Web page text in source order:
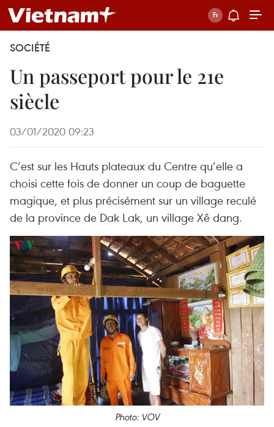
SOCIÉTÉ
Un passeport pour le 21e
siècle
03/01/2020 09:23
C’est sur les Hauts plateaux du Centre qu’elle a
choisi cette fois de donner un coup de baguette
magique, et plus précisément sur un village reculé
de la province de Dak Lak, un village Xê dang.
Photo: VOV